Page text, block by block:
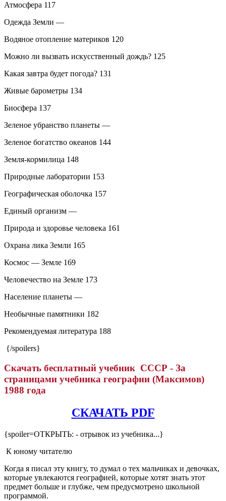
Атмосфера 117
Одежда Земли —
Водяное отопление материков 120
Можно ли вызвать искусственный дождь? 125
Какая завтра будет погода? 131
Живые барометры 134
Биосфера 137
Зеленое убранство планеты —
Зеленое богатство океанов 144
Земля-кормилица 148
Природные лаборатории 153
Географическая оболочка 157
Единый организм —
Природа и здоровье человека 161
Охрана лика Земли 165
Космос — Земле 169
Человечество на Земле 173
Население планеты —
Необычные памятники 182
Рекомендуемая литература 188
{/spoilers}
Скачать бесплатный учебник СССР - За
страницами учебника географии (Максимов)
1988 года
СКАЧАТЬ PDF
{spoiler=ОТКРЫТЬ: - отрывок из учебника...}
К юному читателю
Когда я писал эту книгу, то думал о тех мальчиках и девочках,
которые увлекаются географией, которые хотят знать этот
предмет больше и глубже, чем предусмотрено школьной
программой.